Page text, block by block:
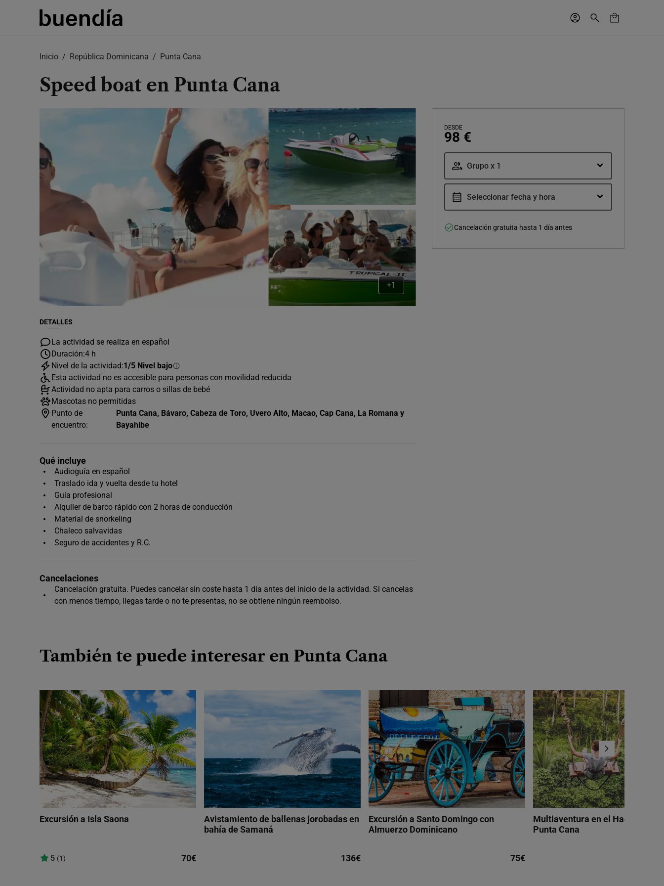
Inicio
República Dominicana Punta Cana
Speed boat en Punta Cana
DESDE
98 €
Grupo x 1
Seleccionar fecha y hora
Cancelación gratuita hasta 1 día antes
+1
DETALLES
La actividad se realiza en español
Duración:4 h
Nivel de la actividad:1/5 Nivel bajo
Esta actividad no es accesible para personas con movilidad reducida
Actividad no apta para carros o sillas de bebé
Mascotas no permitidas
Punto de
encuentro:
Punta Cana, Bávaro, Cabeza de Toro, Uvero Alto, Macao, Cap Cana, La Romana y
Bayahibe
Qué incluye
Audioguía en español
Traslado ida y vuelta desde tu hotel
Guía profesional
Alquiler de barco rápido con 2 horas de conducción
Material de snorkeling
Chaleco salvavidas
Seguro de accidentes y R.C.
Cancelaciones
Cancelación gratuita. Puedes cancelar sin coste hasta 1 día antes del inicio de la actividad. Si cancelas
con menos tiempo, llegas tarde o no te presentas, no se obtiene ningún reembolso.
También te puede interesar en Punta Cana
Excursión a Isla Saona
5 (1) 70€
Avistamiento de ballenas jorobadas en
bahía de Samaná
136€
Excursión a Santo Domingo con
Almuerzo Dominicano
75€
Multiaventura en el Hacienda
Punta Cana